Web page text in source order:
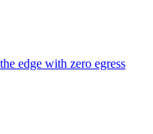
edge with zero egress